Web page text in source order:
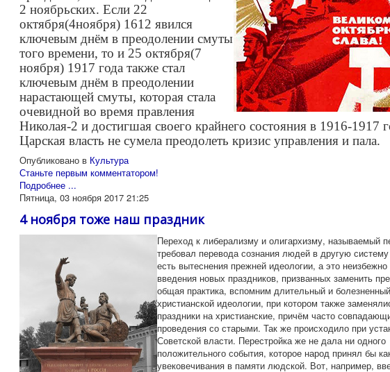
2 ноябрьских. Если 22
октября(4ноября) 1612 явился
ключевым днём в преодолении смуты
того времени, то и 25 октября(7
ноября) 1917 года также стал
ключевым днём в преодолении
нарастающей смуты, которая стала
очевидной во время правления
Николая-2 и достигшая своего крайнего состояния в 1916-1917
Царская власть не сумела преодолеть кризис управления и пала.
Опубликовано в Культура
Станьте первым комментатором!
Подробнее ...
Пятница, 03 ноября 2017 21:25
4 ноября тоже наш праздник
Переход к либерализму и олигархизму, называемый
требовал перевода сознания людей в другую
есть вытеснения прежней идеологии, а это
введения новых праздников, призванных заменить
общая практика, вспомним длительный и
христианской идеологии, при котором также
праздники на христианские, причём часто
проведения со старыми. Так же происходило при
Советской власти. Перестройка же не дала ни одного
положительного события, которое народ принял бы
увековечивания в памяти людской. Вот, например,